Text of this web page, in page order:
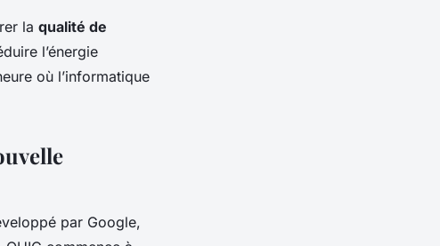
la qualité de
l’énergie
où l’informatique
par Google,